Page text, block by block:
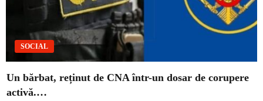
SOCIAL
Un bărbat, reținut de CNA într-un dosar de corupere
activă.…